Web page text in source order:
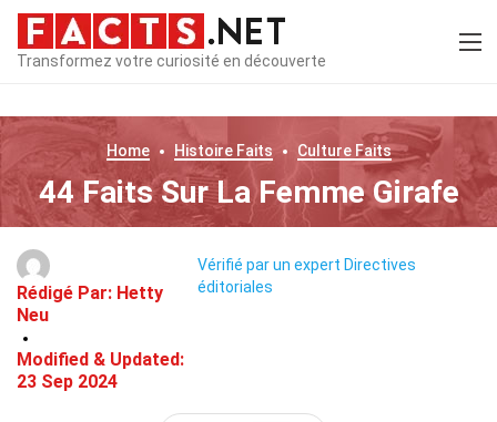
Transformez votre curiosité en découverte
Home HistoireFaits CultureFaits
44 Faits Sur La Femme Girafe
Rédigé Par: Hetty
Neu
Modified & Updated:
23 Sep 2024
Vérifié par un expert Directives
éditoriales